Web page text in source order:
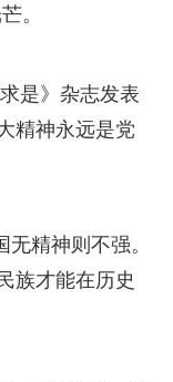
。
是》杂志发表
精神永远是党
精神则不强。
族才能在历史